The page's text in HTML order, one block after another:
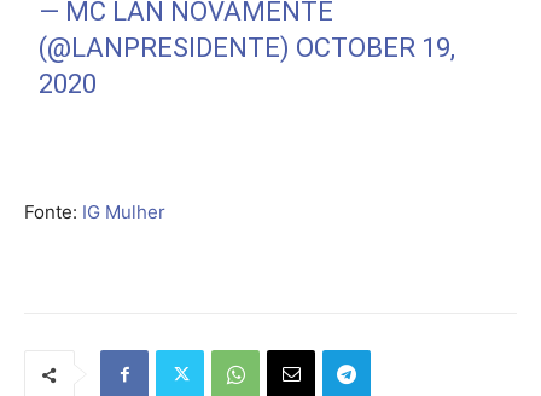
— MC LAN NOVAMENTE
(@LANPRESIDENTE) OCTOBER 19,
2020
Fonte: IG Mulher